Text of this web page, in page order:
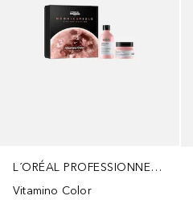
L´ORÉAL PROFESSIONNEL PARIS
Vitamino Color